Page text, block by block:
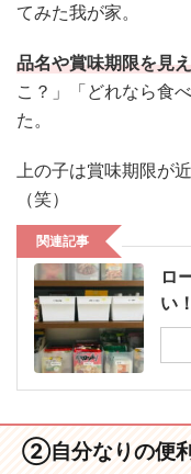
てみた我が家。
品名や賞味期限を見
こ？」「どれなら食
た。
上の子は賞味期限が
（笑）
関連記事
ロ
い
②自分なりの便